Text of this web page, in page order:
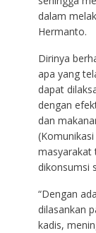
dalam
Hermanto.
Dirinya
apa yang
dapat
dengan
dan
masyarakat
dikonsumsi
“Dengan
dilasankan
kadis,